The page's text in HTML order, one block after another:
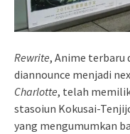
Rewrite, Anime terbaru
diannounce menjadi
Charlotte, telah
stasoiun Kokusai-
yang mengumumkan